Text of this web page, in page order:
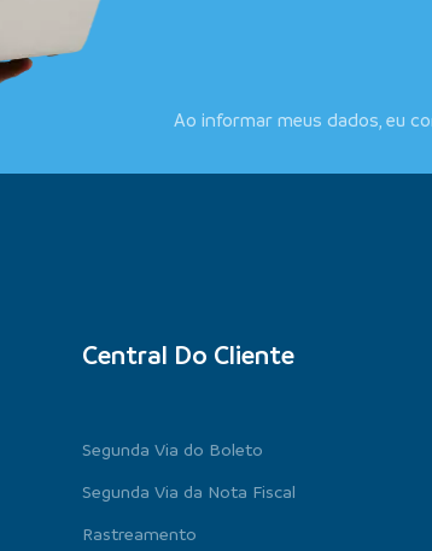
Ao informar meus dados, eu
Central Do Cliente
Segunda Via do Boleto
Segunda Via da Nota Fiscal
Rastreamento